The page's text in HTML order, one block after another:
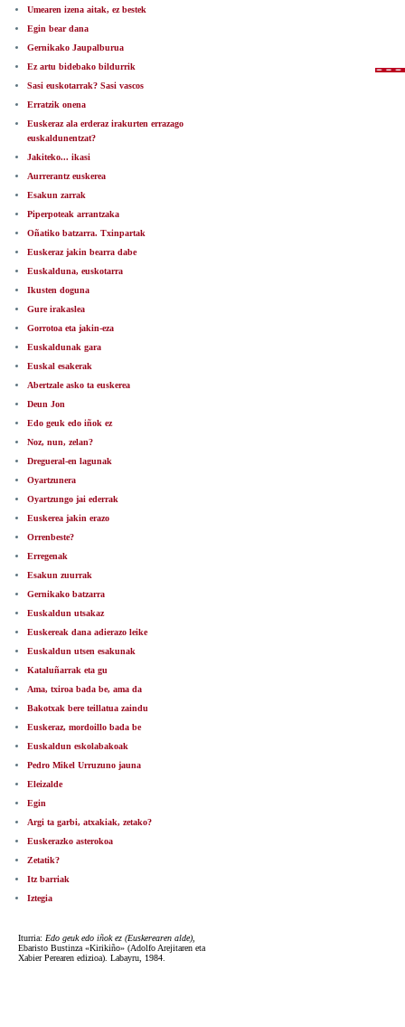
Umearen izena aitak, ez bestek
Egin bear dana
Gernikako Jaupalburua
Ez artu bidebako bildurrik
Sasi euskotarrak? Sasi vascos
Erratzik onena
Euskeraz ala erderaz irakurten errazago
euskaldunentzat?
Jakiteko... ikasi
Aurrerantz euskerea
Esakun zarrak
Piperpoteak arrantzaka
Oñatiko batzarra. Txinpartak
Euskeraz jakin bearra dabe
Euskalduna, euskotarra
Ikusten doguna
Gure irakaslea
Gorrotoa eta jakin-eza
Euskaldunak gara
Euskal esakerak
Abertzale asko ta euskerea
Deun Jon
Edo geuk edo iñok ez
Noz, nun, zelan?
Dregueral-en lagunak
Oyartzunera
Oyartzungo jai ederrak
Euskerea jakin erazo
Orrenbeste?
Erregenak
Esakun zuurrak
Gernikako batzarra
Euskaldun utsakaz
Euskereak dana adierazo leike
Euskaldun utsen esakunak
Kataluñarrak eta gu
Ama, txiroa bada be, ama da
Bakotxak bere teillatua zaindu
Euskeraz, mordoillo bada be
Euskaldun eskolabakoak
Pedro Mikel Urruzuno jauna
Eleizalde
Egin
Argi ta garbi, atxakiak, zetako?
Euskerazko asterokoa
Zetatik?
Itz barriak
Iztegia
Iturria: Edo geuk edo iñok ez (Euskerearen alde)
Ebaristo Bustinza «Kirikiño» (Adolfo Arejitaren eta
Xabier Perearen edizioa). Labayru, 1984.